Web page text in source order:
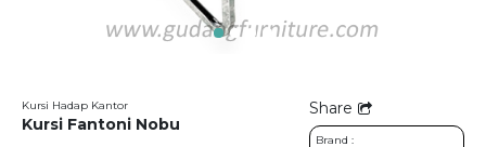
Kursi Hadap Kantor
Kursi Fantoni Nobu
Share
Brand :